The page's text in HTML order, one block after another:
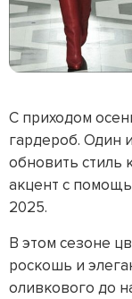
С приходом
гардероб. Один
обновить стиль
акцент с
2025.
В этом сезоне
роскошь и
оливкового до